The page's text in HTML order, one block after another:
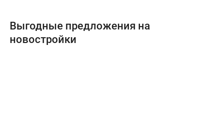
Выгодные предложения на
новостройки